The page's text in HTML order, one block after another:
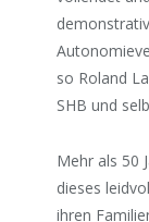
so Roland
SHB und
Mehr als 50
dieses
ihren